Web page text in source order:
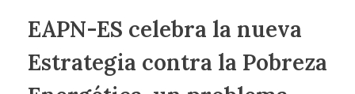
EAPN-ES celebra la nueva
Estrategia contra la Pobreza